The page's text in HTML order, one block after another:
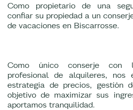
Como propietario de una
confiar su propiedad a un
de vacaciones en Biscarrosse.
Como único conserje con
profesional de alquileres, nos
estrategia de precios, gestión
objetivo de maximizar sus
aportamos tranquilidad.